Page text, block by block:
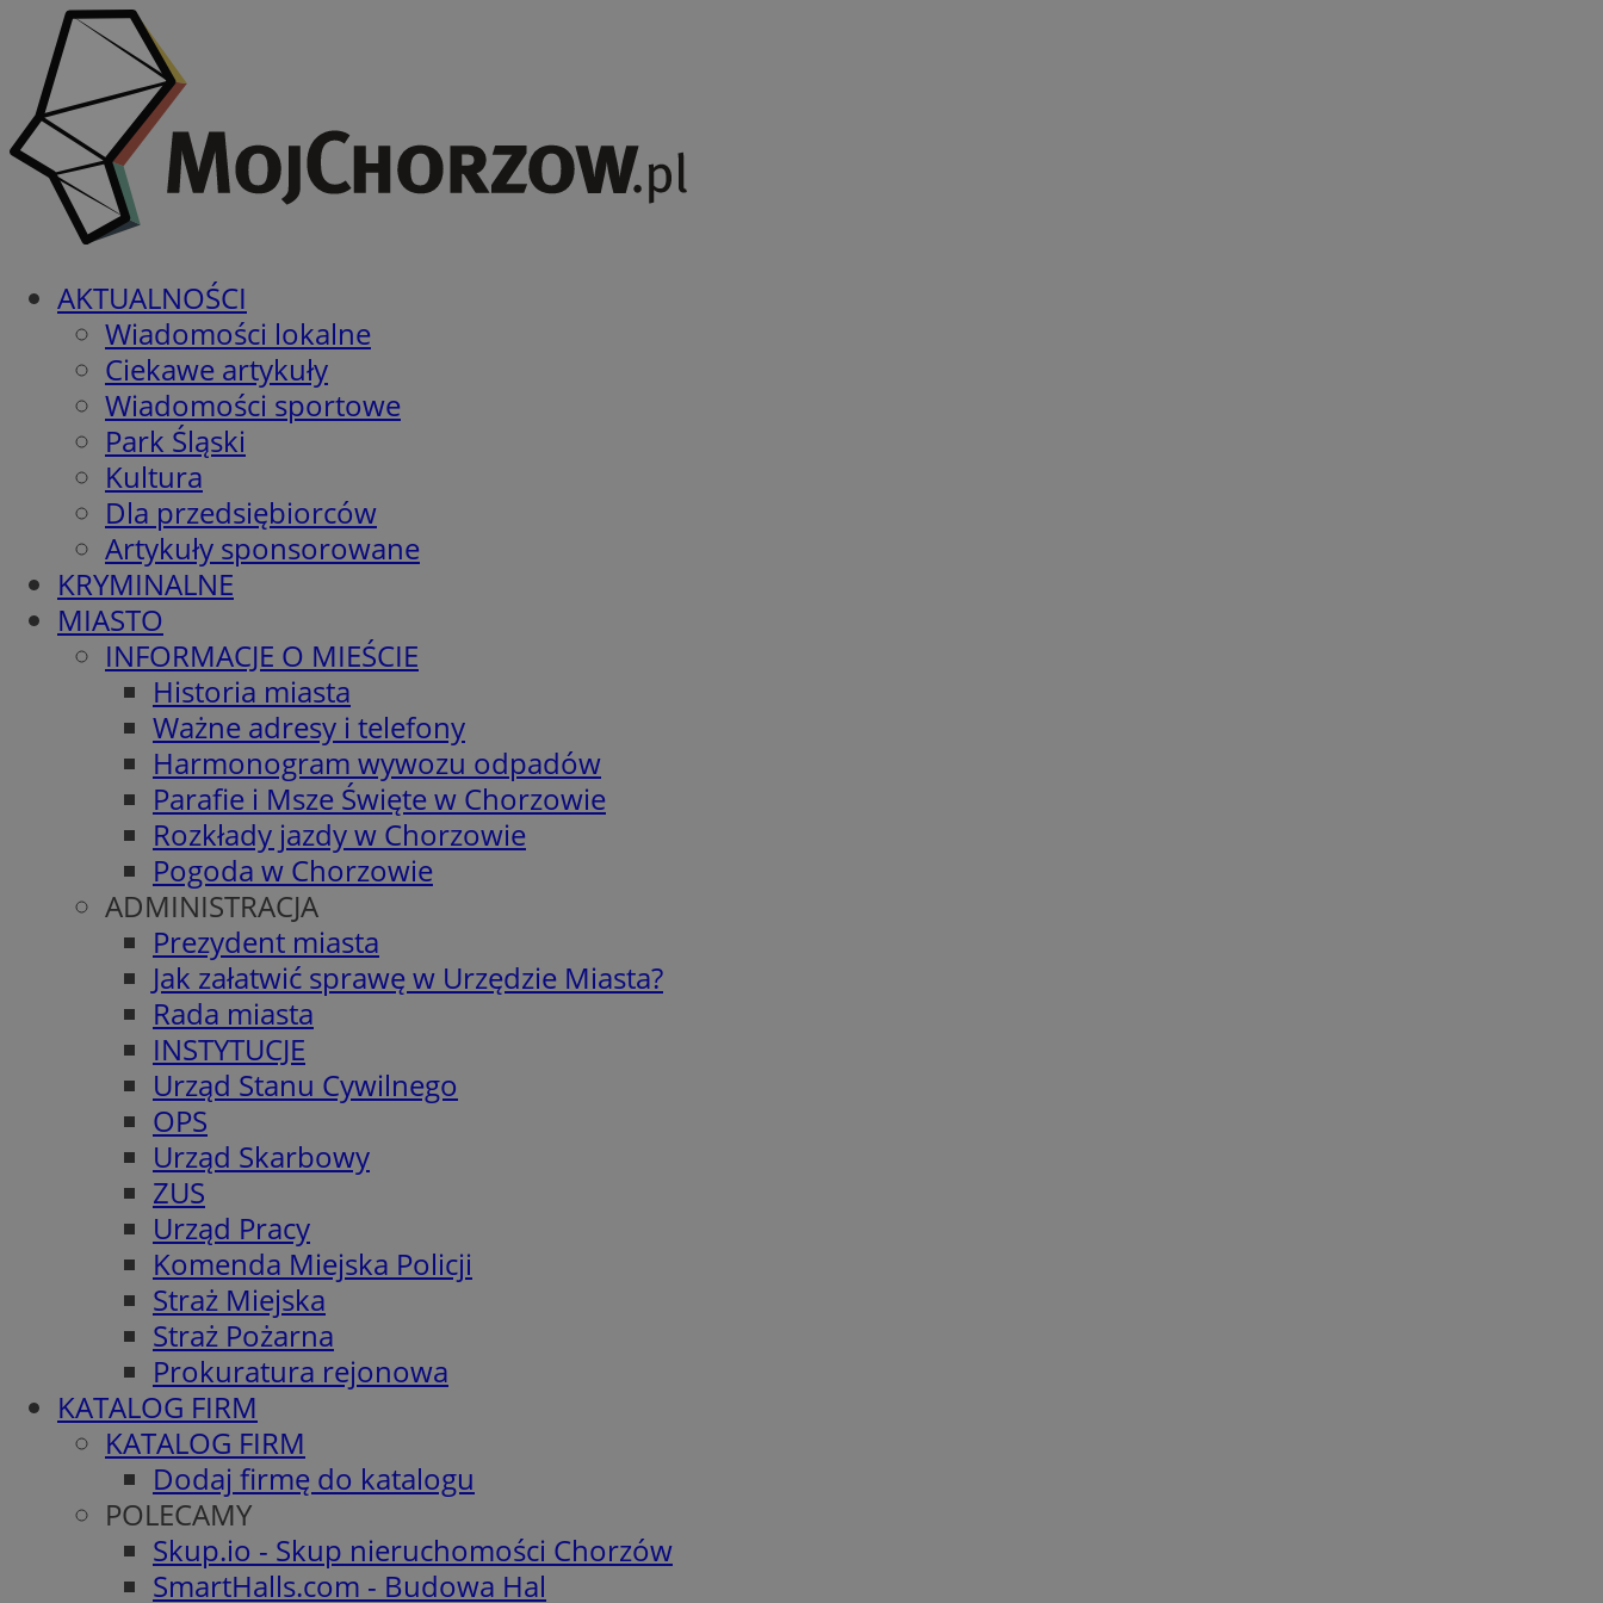
AKTUALNOŚCI
Wiadomości lokalne
Ciekawe artykuły
Wiadomości sportowe
Park Śląski
Kultura
Dla przedsiębiorców
Artykuły sponsorowane
KRYMINALNE
MIASTO
INFORMACJE O MIEŚCIE
Historia miasta
Ważne adresy i telefony
Harmonogram wywozu odpadów
Parafie i Msze Święte w Chorzowie
Rozkłady jazdy w Chorzowie
Pogoda w Chorzowie
ADMINISTRACJA
Prezydent miasta
Jak załatwić sprawę w Urzędzie Miasta?
Rada miasta
INSTYTUCJE
Urząd Stanu Cywilnego
OPS
Urząd Skarbowy
ZUS
Urząd Pracy
Komenda Miejska Policji
Straż Miejska
Straż Pożarna
Prokuratura rejonowa
KATALOG FIRM
KATALOG FIRM
Dodaj firmę do katalogu
POLECAMY
Skup.io - Skup nieruchomości Chorzów
SmartHalls.com - Budowa Hal